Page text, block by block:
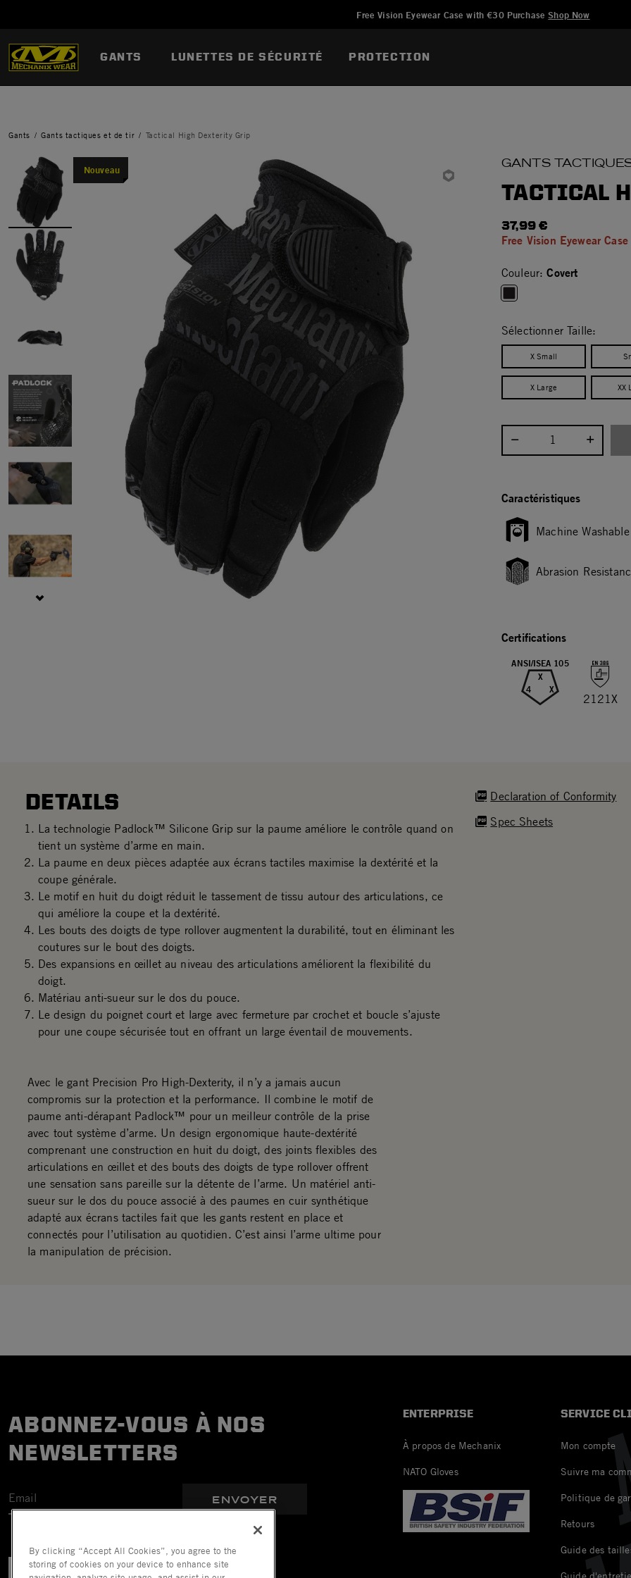
Free Vision Eyewear Case with €30 PurchaseShop Now
GANTS LUNETTES DE SÉCURITÉ PROTECTION
Gants Gants tactiques et de tir Tactical High Dexterity Grip
Nouveau GANTS
TACTICAL
37,99 €
Free Vision Eyewear
Couleur:Covert
Sélectionner Taille:
X Small
X Large XX
Sélectionnez la quantité :
Caractéristiques
Machine Washable
Abrasion
Certifications
ANSI/ISEA 105
X
4
X
2121X
DETAILS
La technologie Padlock™ Silicone Grip sur la paume améliore le contrôle quand on
tient un système d’arme en main.
La paume en deux pièces adaptée aux écrans tactiles maximise la dextérité et la
coupe générale.
Le motif en huit du doigt réduit le tassement de tissu autour des articulations, ce
qui améliore la coupe et la dextérité.
Les bouts des doigts de type rollover augmentent la durabilité, tout en éliminant les
coutures sur le bout des doigts.
Des expansions en œillet au niveau des articulations améliorent la flexibilité du
doigt.
Matériau anti-sueur sur le dos du pouce.
Le design du poignet court et large avec fermeture par crochet et boucle s’ajuste
pour une coupe sécurisée tout en offrant un large éventail de mouvements.
Declaration of Conformity
Spec Sheets
Avec le gant Precision Pro High-Dexterity, il n’y a jamais aucun
compromis sur la protection et la performance. Il combine le motif de
paume anti-dérapant Padlock™ pour un meilleur contrôle de la prise
avec tout système d’arme. Un design ergonomique haute-dextérité
comprenant une construction en huit du doigt, des joints flexibles des
articulations en œillet et des bouts des doigts de type rollover offrent
une sensation sans pareille sur la détente de l’arme. Un matériel anti-
sueur sur le dos du pouce associé à des paumes en cuir synthétique
adapté aux écrans tactiles fait que les gants restent en place et
connectés pour l’utilisation au quotidien. C’est ainsi l’arme ultime pour
la manipulation de précision.
ABONNEZ-VOUS À NOS
NEWSLETTERS
ENVOYER
ENTERPRISE
À propos de Mechanix
NATO Gloves
SERVICE
Mon compte
Suivre ma
Politique de
Retours
Guide des
Guide
Ajouté à Gérer la liste d'envies
By clicking “Accept All Cookies”, you agree to the
storing of cookies on your device to enhance site